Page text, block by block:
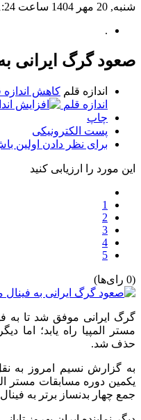
شنبه, 20 مهر 1404 ساعت 11:24
.
صعود گرگ ایرانی به
اندازه قلم کاهش اندازه
اندازه قلم
چاپ
پست الکترونیکی
برای نظر دادن اولین
این مورد را ارزیابی کنید
1
2
3
4
5
(0 رای‌ها)
گرگ ایرانی موفق شد تا به
مستر المپیا راه یابد؛ اما
حذف شد.
به گزارش نسیم امروز به
یکمین دوره مسابقات مستر
جمع چهار بدنساز برتر به